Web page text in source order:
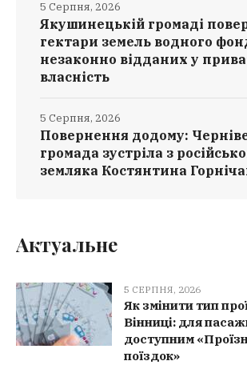
Якушинецькій громаді
гектари земель водного
незаконно відданих у
власність
5 Серпня, 2026
Повернення додому:
громада зустріла з
земляка Костянтина
5 Серпня, 2026
Актуальне
5 СЕРПНЯ, 2026
Як змінити тип
Вінниці: для
доступним
поїздок»